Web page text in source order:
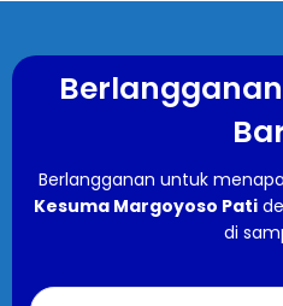
Berlangganan untuk
Kesuma Margoyoso Pati
di